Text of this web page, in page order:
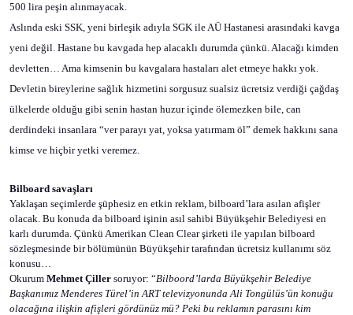
500 lira peşin alınmayacak.
Aslında eski SSK, yeni birleşik adıyla SGK ile AÜ Hastanesi arasındaki kavga
yeni değil. Hastane bu kavgada hep alacaklı durumda çünkü. Alacağı kimden
devletten… Ama kimsenin bu kavgalara hastaları alet etmeye hakkı yok.
Devletin bireylerine sağlık hizmetini sorgusuz sualsiz ücretsiz verdiği çağdaş
ülkelerde olduğu gibi senin hastan huzur içinde ölemezken bile, can
derdindeki insanlara “ver parayı yat, yoksa yatırmam öl” demek hakkını sana
kimse ve hiçbir yetki veremez.
Bilboard savaşları
Yaklaşan seçimlerde şüphesiz en etkin reklam, bilboard’lara asılan afişler
olacak. Bu konuda da bilboard işinin asıl sahibi Büyükşehir Belediyesi en
karlı durumda. Çünkü Amerikan Clean Clear şirketi ile yapılan bilboard
sözleşmesinde bir bölümünün Büyükşehir tarafından ücretsiz kullanımı söz
konusu…
Okurum Mehmet Çiller soruyor: “Bilboord’larda Büyükşehir Belediye
Başkanımız Menderes Türel’in ART televizyonunda Ali Tongülüs’ün konuğu
olacağına ilişkin afişleri gördünüz mü? Peki bu reklamın parasını kim